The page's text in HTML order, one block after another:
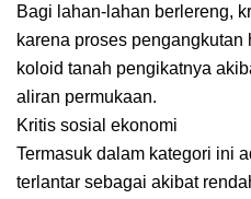
Bagi lahan-lahan berlereng,
karena proses
koloid tanah pengikatnya
aliran permukaan.
Kritis sosial ekonomi
Termasuk dalam kategori ini
terlantar sebagai akibat